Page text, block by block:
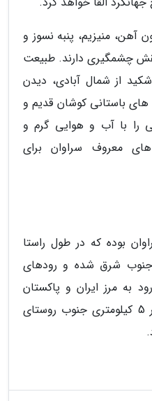
آهن، منیزیم، پنبه نسوز و
چشمگیری دارند. طبیعت
از شمال آبادی، دیدن
های باستانی کوشان قدیم و
را با آب و هوایی گرم و
معروف سراوان برای
بوده که در طول راستا
جنوب شرق شده و رودهای
به مرز ایران و پاکستان
دعوت می کند و در نهایت، در 5 کیلومتری جنوب روستای